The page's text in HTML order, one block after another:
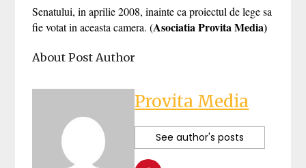
Senatului, in aprilie 2008, inainte ca proiectul de lege sa
fie votat in aceasta camera. (Asociatia Provita Media)
About Post Author
Provita Media
See author's posts